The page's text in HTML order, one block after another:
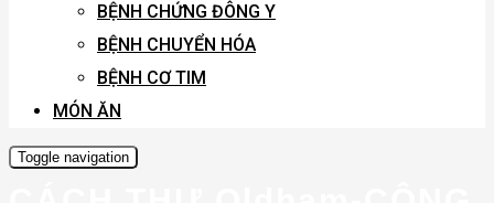
BỆNH CHỨNG ĐÔNG Y
BỆNH CHUYỂN HÓA
BỆNH CƠ TIM
MÓN ĂN
Toggle navigation